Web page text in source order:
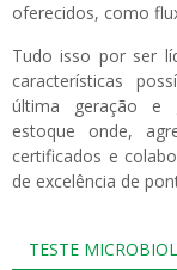
oferecidos, como
Tudo isso por ser
características
última geração e
estoque onde,
certificados e
de excelência de
TESTE